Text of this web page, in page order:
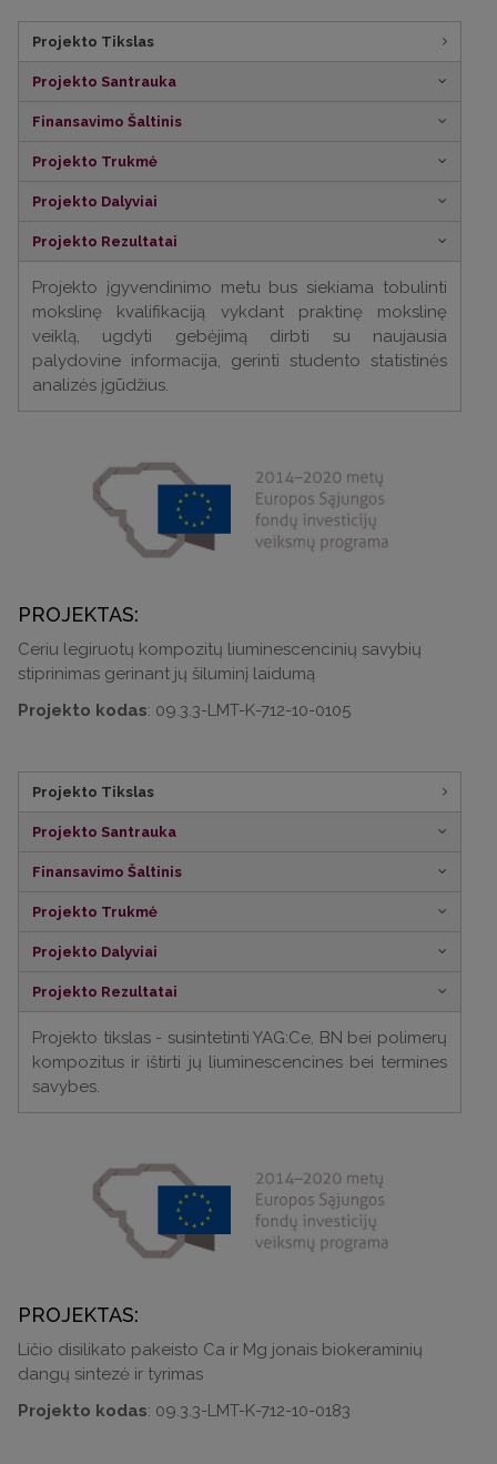
Projekto Tikslas
Projekto Santrauka
Finansavimo Šaltinis
Projekto Trukmė
Projekto Dalyviai
Projekto Rezultatai
Projekto įgyvendinimo metu bus siekiama tobulinti
mokslinę kvalifikaciją vykdant praktinę mokslinę
veiklą, ugdyti gebėjimą dirbti su naujausia
palydovine informacija, gerinti studento statistinės
analizės įgūdžius.
PROJEKTAS:
Ceriu legiruotų kompozitų liuminescencinių savybių
stiprinimas gerinant jų šiluminį laidumą
Projekto kodas: 09.3.3-LMT-K-712-10-0105
Projekto Tikslas
Projekto Santrauka
Finansavimo Šaltinis
Projekto Trukmė
Projekto Dalyviai
Projekto Rezultatai
Projekto tikslas - susintetinti YAG:Ce, BN bei polimerų
kompozitus ir ištirti jų liuminescencines bei termines
savybes.
PROJEKTAS:
Ličio disilikato pakeisto Ca ir Mg jonais biokeraminių
dangų sintezė ir tyrimas
Projekto kodas: 09.3.3-LMT-K-712-10-0183